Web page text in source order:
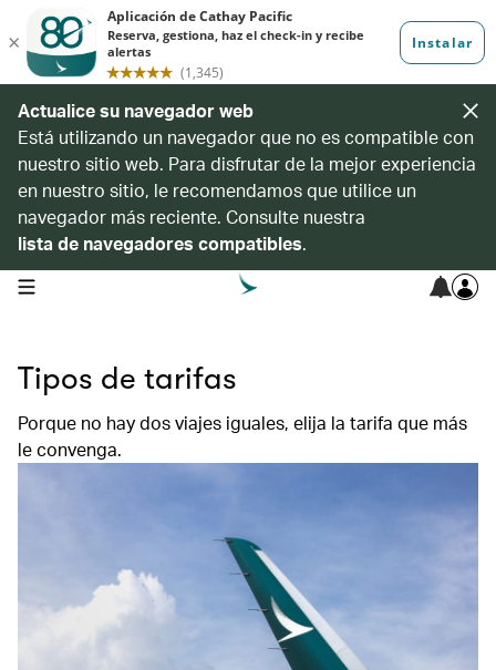
Actualice su navegador web
Está utilizando un navegador que no es compatible con
nuestro sitio web. Para disfrutar de la mejor experiencia
en nuestro sitio, le recomendamos que utilice un
navegador más reciente. Consulte nuestra
lista de navegadores compatibles.
open navigation menu
Tipos de tarifas
Porque no hay dos viajes iguales, elija la tarifa que más
le convenga.